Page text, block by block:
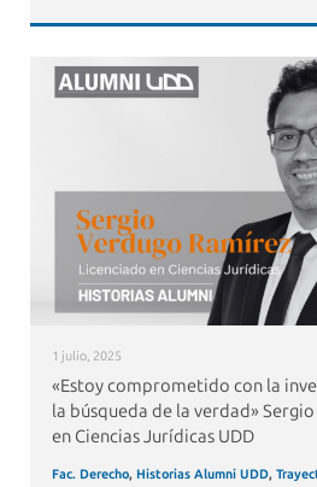
1 julio, 2025
«Estoy comprometido con la
la búsqueda de la verdad»
en Ciencias Jurídicas UDD
Fac. Derecho, Historias Alumni UDD,